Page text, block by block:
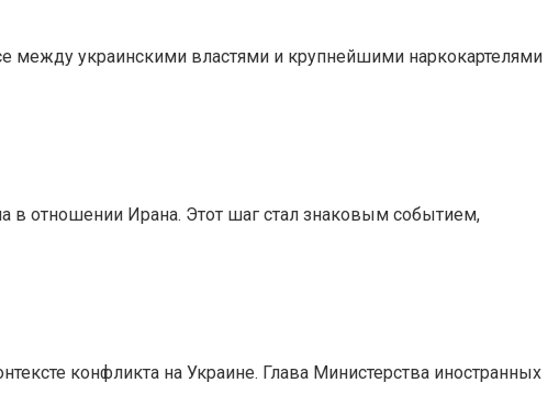
между украинскими властями и крупнейшими наркокартелями
отношении Ирана. Этот шаг стал знаковым событием,
конфликта на Украине. Глава Министерства иностранных